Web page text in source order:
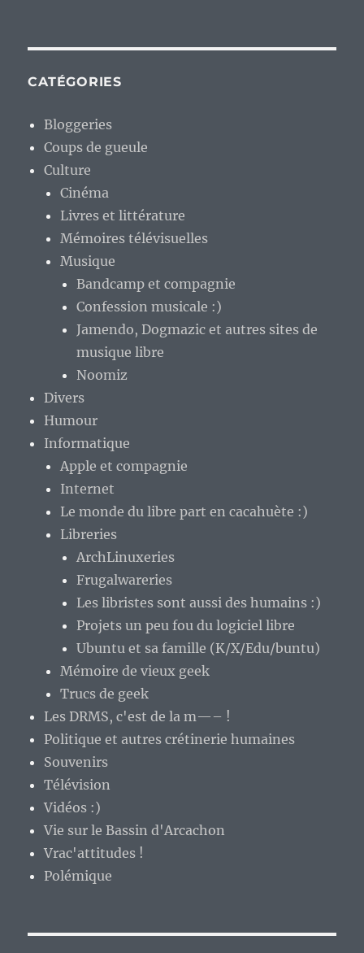
CATÉGORIES
Bloggeries
Coups de gueule
Culture
Cinéma
Livres et littérature
Mémoires télévisuelles
Musique
Bandcamp et compagnie
Confession musicale :)
Jamendo, Dogmazic et autres sites de
musique libre
Noomiz
Divers
Humour
Informatique
Apple et compagnie
Internet
Le monde du libre part en cacahuète :)
Libreries
ArchLinuxeries
Frugalwareries
Les libristes sont aussi des humains :)
Projets un peu fou du logiciel libre
Ubuntu et sa famille (K/X/Edu/buntu)
Mémoire de vieux geek
Trucs de geek
Les DRMS, c'est de la m—– !
Politique et autres crétinerie humaines
Souvenirs
Télévision
Vidéos :)
Vie sur le Bassin d'Arcachon
Vrac'attitudes !
Polémique